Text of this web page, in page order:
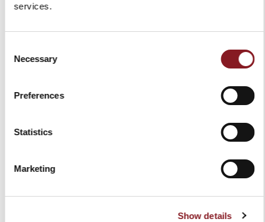
services.
Selection
Necessary
Preferences
Statistics
Marketing
Show details
VOLANO P15 NERO
Aggiungi al Carrello
AFFETTATRICE MANUALE A
AFFETTATRICE MANUALE A